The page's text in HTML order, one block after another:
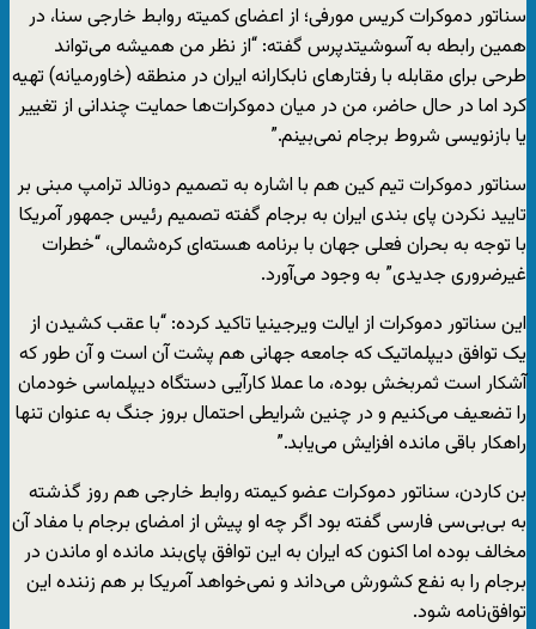
سناتور دموکرات کریس مورفی؛ از اعضای کمیته روابط خارجی سنا، در
همین رابطه به آسوشیتدپرس گفته: “از نظر من همیشه می‌تواند
طرحی برای مقابله با رفتارهای نابکارانه ایران در منطقه (خاورمیانه) تهیه
کرد اما در حال حاضر، من در میان دموکرات‌ها حمایت چندانی از تغییر
یا بازنویسی شروط برجام نمی‌بینم.”
سناتور دموکرات تیم کین هم با اشاره به تصمیم دونالد ترامپ مبنی بر
تایید نکردن پای بندی ایران به برجام گفته تصمیم رئیس جمهور آمریکا
با توجه به بحران فعلی جهان با برنامه هسته‌ای کره‌شمالی، “خطرات
غیرضروری جدیدی” به وجود می‌آورد.
این سناتور دموکرات از ایالت ویرجینیا تاکید کرده: “با عقب کشیدن از
یک توافق دیپلماتیک که جامعه جهانی هم پشت آن است و آن طور که
آشکار است ثمربخش بوده، ما عملا کارآیی دستگاه دیپلماسی خودمان
را تضعیف می‌کنیم و در چنین شرایطی احتمال بروز جنگ به عنوان تنها
راهکار باقی مانده افزایش می‌یابد.”
بن کاردن، سناتور دموکرات عضو کیمته روابط خارجی هم روز گذشته
به بی‌بی‌سی فارسی گفته بود اگر چه او پیش از امضای برجام با مفاد آن
مخالف بوده اما اکنون که ایران به این توافق پای‌بند مانده او ماندن در
برجام را به نفع کشورش می‌داند و نمی‌خواهد آمریکا بر هم زننده این
توافق‌نامه شود.